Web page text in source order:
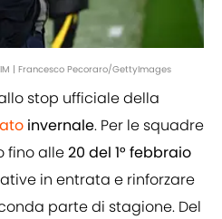
| Francesco Pecoraro/GettyImages
stop ufficiale della
invernale. Per le squadre
fino alle20 del 1° febbraio
in entrata e rinforzare
parte di stagione. Del